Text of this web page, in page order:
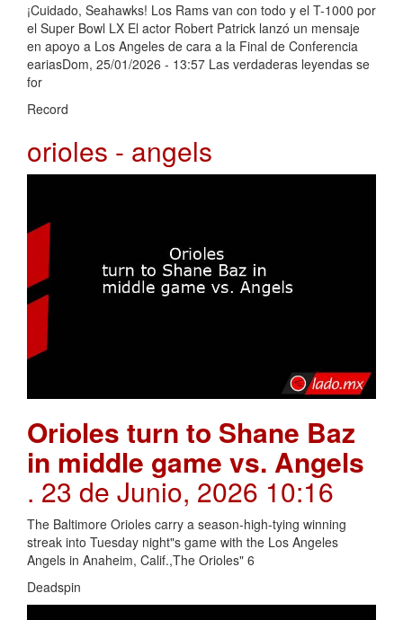
¡Cuidado, Seahawks! Los Rams van con todo y el T-1000 por
el Super Bowl LX El actor Robert Patrick lanzó un mensaje
en apoyo a Los Angeles de cara a la Final de Conferencia
eariasDom, 25/01/2026 - 13:57 Las verdaderas leyendas se
for
Record
orioles - angels
Orioles turn to Shane Baz
in middle game vs. Angels
. 23 de Junio, 2026 10:16
The Baltimore Orioles carry a season-high-tying winning
streak into Tuesday night"s game with the Los Angeles
Angels in Anaheim, Calif.,The Orioles" 6
Deadspin